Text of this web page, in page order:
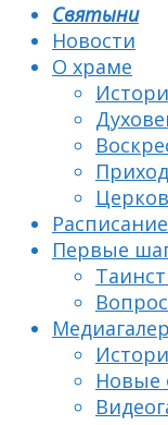
Святыни
Новости
О храме
Первые
Новые